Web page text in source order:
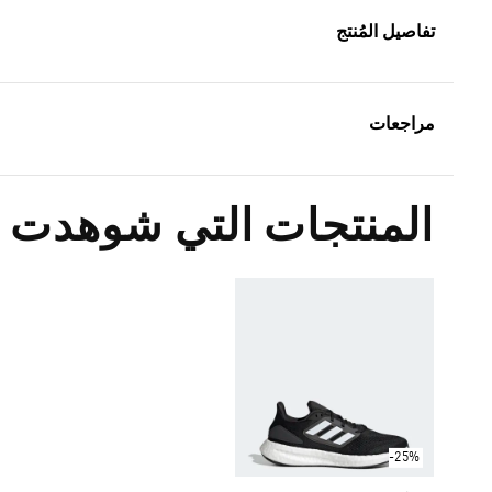
تفاصيل المُنتج
مراجعات
المنتجات التي شوهدت
-25%